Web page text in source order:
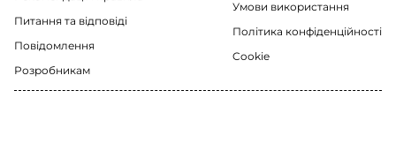
Питання та відповіді
Повідомлення
Розробникам
Умови використання
Політика конфіденційності
Cookie